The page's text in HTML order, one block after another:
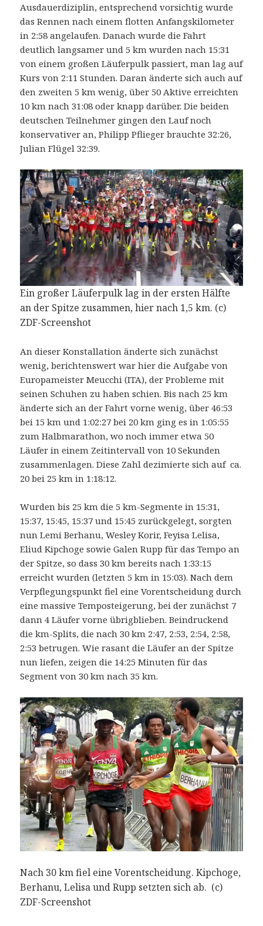
Ausdauerdiziplin, entsprechend vorsichtig wurde
das Rennen nach einem flotten Anfangskilometer
in 2:58 angelaufen. Danach wurde die Fahrt
deutlich langsamer und 5 km wurden nach 15:31
von einem großen Läuferpulk passiert, man lag auf
Kurs von 2:11 Stunden. Daran änderte sich auch auf
den zweiten 5 km wenig, über 50 Aktive erreichten
10 km nach 31:08 oder knapp darüber. Die beiden
deutschen Teilnehmer gingen den Lauf noch
konservativer an, Philipp Pflieger brauchte 32:26,
Julian Flügel 32:39.
Ein großer Läuferpulk lag in der ersten Hälfte
an der Spitze zusammen, hier nach 1,5 km. (c)
ZDF-Screenshot
An dieser Konstallation änderte sich zunächst
wenig, berichtenswert war hier die Aufgabe von
Europameister Meucchi (ITA), der Probleme mit
seinen Schuhen zu haben schien. Bis nach 25 km
änderte sich an der Fahrt vorne wenig, über 46:53
bei 15 km und 1:02:27 bei 20 km ging es in 1:05:55
zum Halbmarathon, wo noch immer etwa 50
Läufer in einem Zeitintervall von 10 Sekunden
zusammenlagen. Diese Zahl dezimierte sich auf ca.
20 bei 25 km in 1:18:12.
Wurden bis 25 km die 5 km-Segmente in 15:31,
15:37, 15:45, 15:37 und 15:45 zurückgelegt, sorgten
nun Lemi Berhanu, Wesley Korir, Feyisa Lelisa,
Eliud Kipchoge sowie Galen Rupp für das Tempo an
der Spitze, so dass 30 km bereits nach 1:33:15
erreicht wurden (letzten 5 km in 15:03). Nach dem
Verpflegungspunkt fiel eine Vorentscheidung durch
eine massive Temposteigerung, bei der zunächst 7
dann 4 Läufer vorne übrigblieben. Beindruckend
die km-Splits, die nach 30 km 2:47, 2:53, 2:54, 2:58,
2:53 betrugen. Wie rasant die Läufer an der Spitze
nun liefen, zeigen die 14:25 Minuten für das
Segment von 30 km nach 35 km.
Nach 30 km fiel eine Vorentscheidung. Kipchoge,
Berhanu, Lelisa und Rupp setzten sich ab. (c)
ZDF-Screenshot